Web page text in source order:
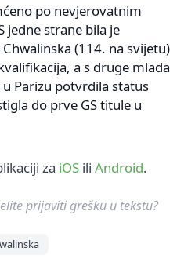
po nevjerovatnim
jedne strane bila je
(114. na svijetu)
a s druge mlada
Parizu potvrdila status
do prve GS titule u
za iOS ili Android.
prijaviti grešku u tekstu?